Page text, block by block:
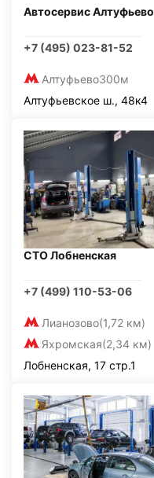
Автосервис Алтуфьево
+7 (495) 023-81-52
Алтуфьево300м
Алтуфьевское ш., 48к4
СТО Лобненская
+7 (499) 110-53-06
Лианозово(1,72 км)
Яхромская(2,34 км)
Лобненская, 17 стр.1